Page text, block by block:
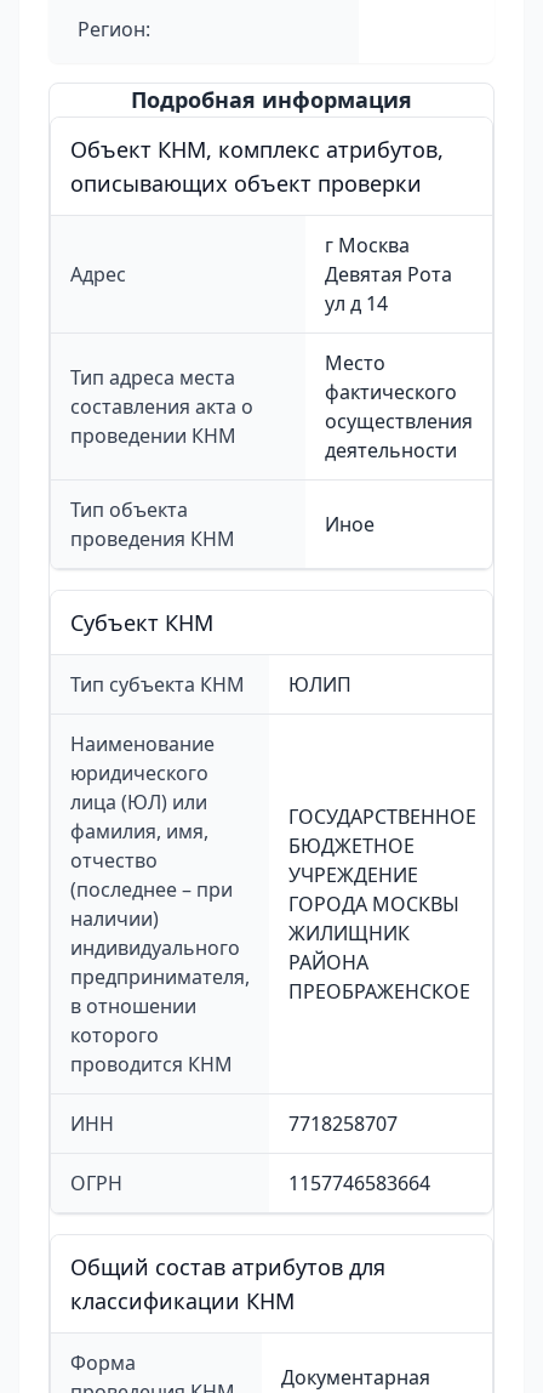
Регион:
Подробная информация
Объект КНМ, комплекс атрибутов,
описывающих объект проверки
Адрес
г Москва
Девятая Рота
ул д 14
Тип адреса места
составления акта о
проведении КНМ
Место
фактического
осуществления
деятельности
Тип объекта
проведения КНМ
Иное
Cубъект КНМ
Тип субъекта КНМ ЮЛИП
Наименование
юридического
лица (ЮЛ) или
фамилия, имя,
отчество
(последнее – при
наличии)
индивидуального
предпринимателя,
в отношении
которого
проводится КНМ
ГОСУДАРСТВЕННОЕ
БЮДЖЕТНОЕ
УЧРЕЖДЕНИЕ
ГОРОДА МОСКВЫ
ЖИЛИЩНИК
РАЙОНА
ПРЕОБРАЖЕНСКОЕ
ИНН 7718258707
ОГРН 1157746583664
Общий состав атрибутов для
классификации КНМ
Форма
Документарная